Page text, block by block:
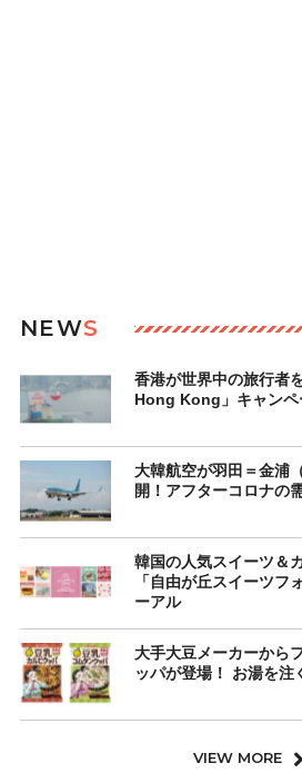
NEWS
香港が世界中の旅行者
Hong Kong」キャンペ
大韓航空が羽田＝金浦
開！アフターコロナの
韓国の人気スイーツ＆
「自由が丘スイーツフ
ーアル
大手大豆メーカーから
ッパが登場！ お湯を注
VIEW MORE